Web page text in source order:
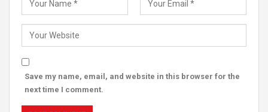
Save my name, email, and website in this browser for the
next time I comment.